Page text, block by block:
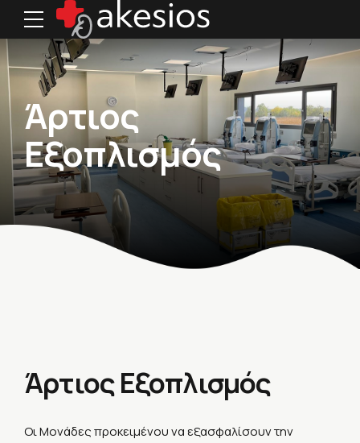
Άρτιος
Εξοπλισμός
Άρτιος Εξοπλισμός
Οι Μονάδες προκειμένου να εξασφαλίσουν την